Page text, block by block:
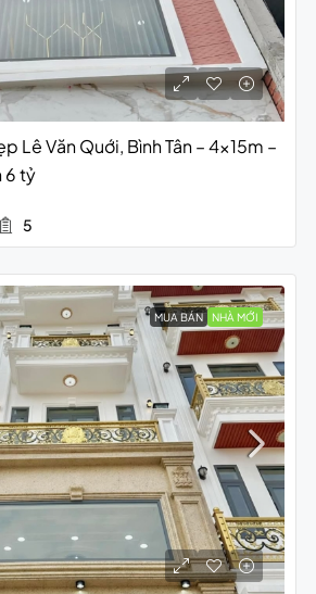
Lê Văn Quới, Bình Tân – 4x15m –
6 tỷ
5
MUA BÁN NHÀ MỚI